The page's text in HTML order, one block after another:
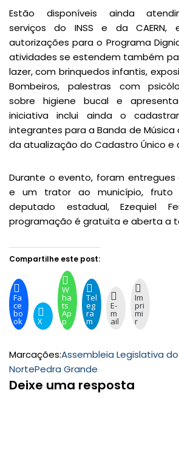
Estão disponíveis ainda
serviços do INSS e da
autorizações para o Programa
atividades se estendem também
lazer, com brinquedos infantis,
Bombeiros, palestras com
sobre higiene bucal e
iniciativa inclui ainda o
integrantes para a Banda de Música
da atualização do Cadastro Único e
Durante o evento, foram entregues
e um trator ao município, fruto
deputado estadual, Ezequiel
programação é gratuita e aberta a
Compartilhe este post:
Fa
ce
bo
ok X
W
ha
ts
Ap
p
Tel
eg
ra
m
E-
m
ail
Im
pri
mi
r
Marcações:Assembleia Legislativa
NortePedra Grande
Deixe uma resposta